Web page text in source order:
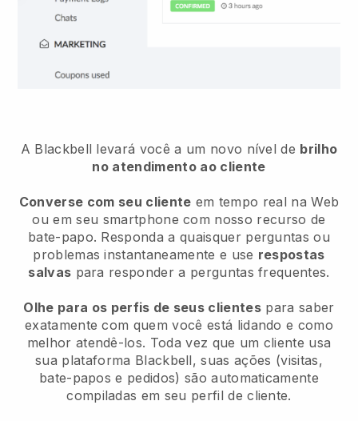
A Blackbell levará você a um novo nível de brilho
no atendimento ao cliente
Converse com seu cliente em tempo real na Web
ou em seu smartphone com nosso recurso de
bate-papo. Responda a quaisquer perguntas ou
problemas instantaneamente e use respostas
salvas para responder a perguntas frequentes.
Olhe para os perfis de seus clientes para saber
exatamente com quem você está lidando e como
melhor atendê-los. Toda vez que um cliente usa
sua plataforma Blackbell, suas ações (visitas,
bate-papos e pedidos) são automaticamente
compiladas em seu perfil de cliente.